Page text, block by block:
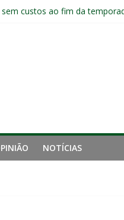
custos ao fim da
da Inglaterra; Fluminense
NOTÍCIAS